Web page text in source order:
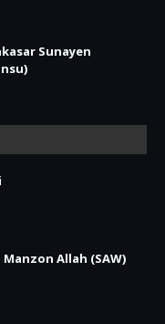
Sunayen
Allah (SAW)